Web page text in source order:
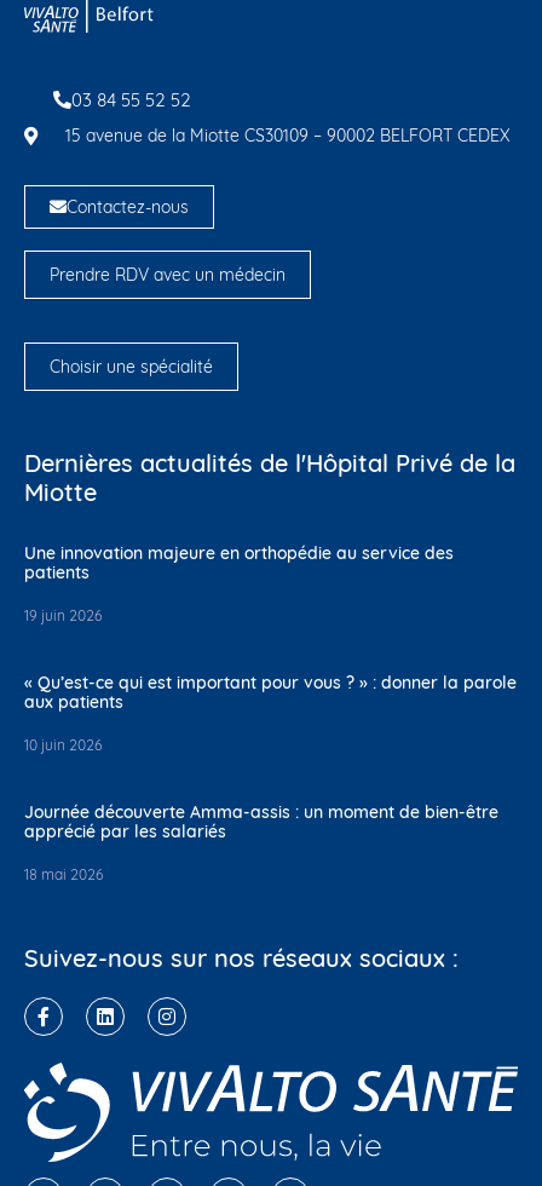
03 84 55 52 52
15 avenue de la Miotte CS30109 – 90002 BELFORT CEDEX
Contactez-nous
Prendre RDV avec un médecin
Choisir une spécialité
Dernières actualités de l'Hôpital Privé de la
Miotte
Une innovation majeure en orthopédie au service des
patients
19 juin 2026
« Qu’est-ce qui est important pour vous ? » : donner la parole
aux patients
10 juin 2026
Journée découverte Amma-assis : un moment de bien-être
apprécié par les salariés
18 mai 2026
Suivez-nous sur nos réseaux sociaux :